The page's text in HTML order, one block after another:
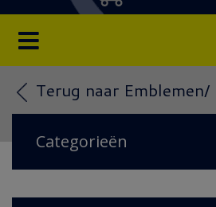
Terug naar
Categorieën
NIEUW IN 2026(22)